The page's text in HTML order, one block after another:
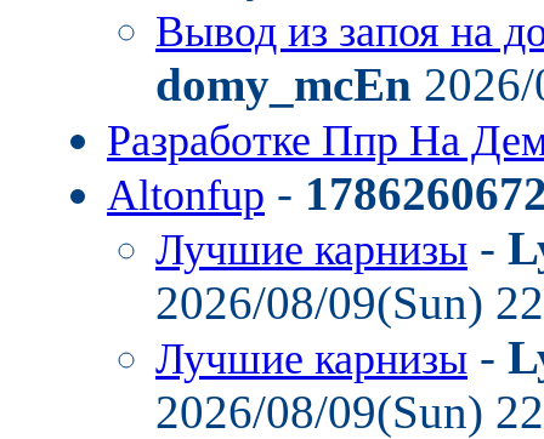
Вывод из запоя на
domy_mcEn
Разработке Ппр На
Altonfup -
Лучшие карнизы -
2026/08/09(Sun)
Лучшие карнизы -
2026/08/09(Sun)